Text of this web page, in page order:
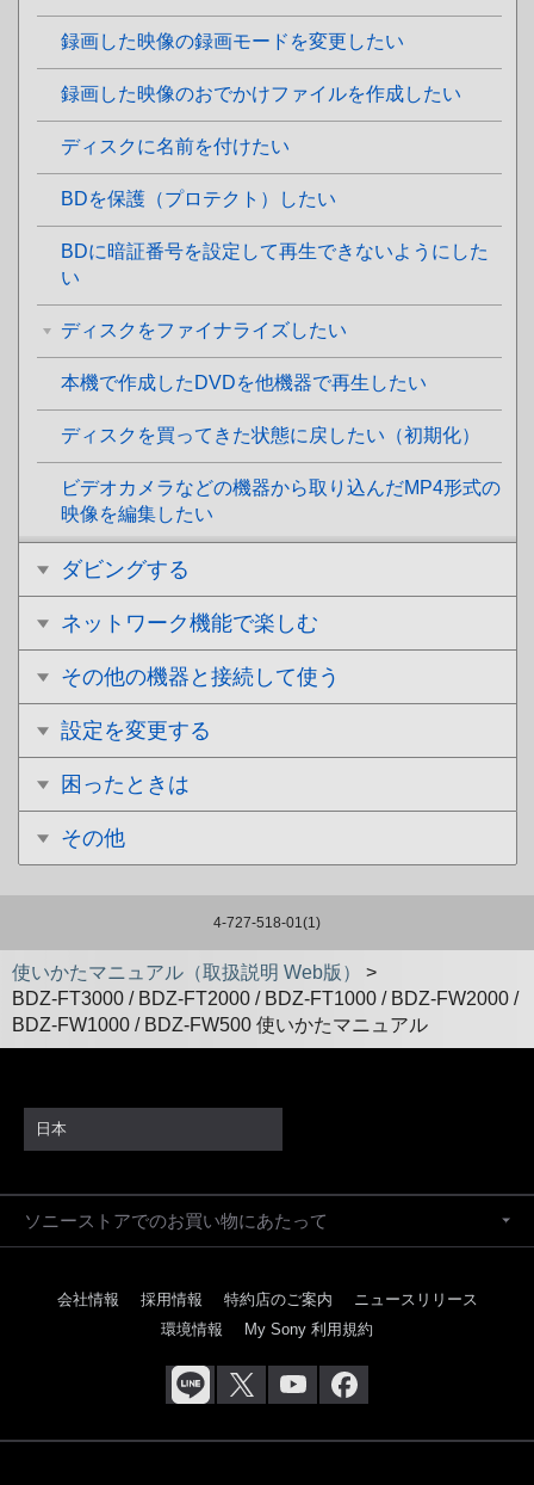
録画した映像の録画モードを変更したい
録画した映像のおでかけファイルを作成したい
ディスクに名前を付けたい
BDを保護（プロテクト）したい
BDに暗証番号を設定して再生できないようにした
い
ディスクをファイナライズしたい
本機で作成したDVDを他機器で再生したい
ディスクを買ってきた状態に戻したい（初期化）
ビデオカメラなどの機器から取り込んだMP4形式の
映像を編集したい
ダビングする
ネットワーク機能で楽しむ
その他の機器と接続して使う
設定を変更する
困ったときは
その他
4-727-518-01(1)
使いかたマニュアル（取扱説明 Web版）
>
BDZ-FT3000 / BDZ-FT2000 / BDZ-FT1000 / BDZ-FW2000 /
BDZ-FW1000 / BDZ-FW500 使いかたマニュアル
日本
ソニーストアでのお買い物にあたって
会社情報 採用情報 特約店のご案内
ニュースリリース
環境情報
My Sony 利用規約